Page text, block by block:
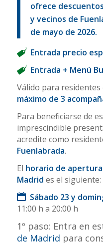
ofrece
y vecinos de
de mayo de 2026.
Entrada precio
Entrada + Menú
Válido para residentes
máximo de 3
Para beneficiarse de
imprescindible
acredite como
Fuenlabrada.
El horario de
Madrid es el siguiente:
Sábado 23 y
11:00 h a 20:00 h
1º paso: Entra en
de Madrid para